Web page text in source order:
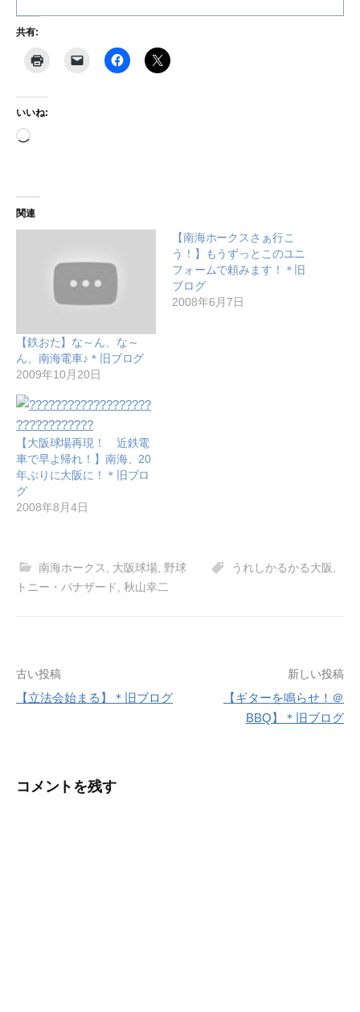
共有:
いいね:
読
み
中…
関連
【鉄おた】な～ん、な～
ん、南海電車♪＊旧ブログ
2009年10月20日
【南海ホークスさぁ行こ
う！】もうずっとこのユニ
フォームで頼みます！＊旧
ブログ
2008年6月7日
【大阪球場再現！ 近鉄電
車で早よ帰れ！】南海、20
年ぶりに大阪に！＊旧ブロ
グ
2008年8月4日
南海ホークス 大阪球場 野球 うれしかるかる大阪
トニー・バナザード, 秋山幸二
投
稿
古い投稿
【立法会始まる】＊旧ブログ
新しい投稿
【ギターを鳴らせ！＠
BBQ】＊旧ブログ
コメントを残す